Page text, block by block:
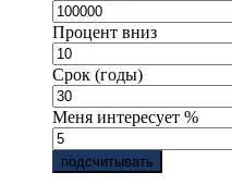
Процент вниз
Срок (годы)
Меня интересует %
подсчитывать